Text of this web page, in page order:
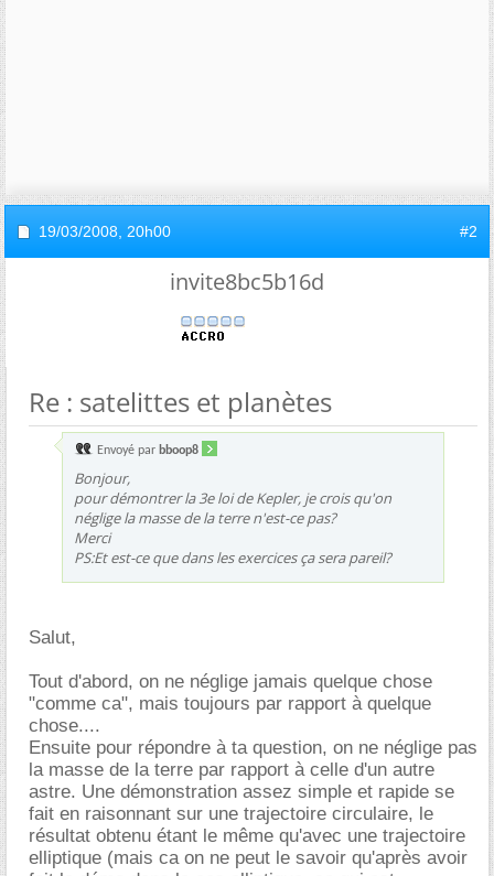
19/03/2008, 20h00 #2
invite8bc5b16d
Re : satelittes et planètes
Envoyé par bboop8
Bonjour,
pour démontrer la 3e loi de Kepler, je crois qu'on
néglige la masse de la terre n'est-ce pas?
Merci
PS:Et est-ce que dans les exercices ça sera pareil?
Salut,
Tout d'abord, on ne néglige jamais quelque chose
"comme ca", mais toujours par rapport à quelque
chose....
Ensuite pour répondre à ta question, on ne néglige pas
la masse de la terre par rapport à celle d'un autre
astre. Une démonstration assez simple et rapide se
fait en raisonnant sur une trajectoire circulaire, le
résultat obtenu étant le même qu'avec une trajectoire
elliptique (mais ca on ne peut le savoir qu'après avoir